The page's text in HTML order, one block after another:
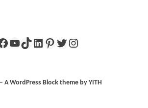
YouTube
TikTok
LinkedIn
Pinterest
X Instagram
A WordPress Block theme by YITH